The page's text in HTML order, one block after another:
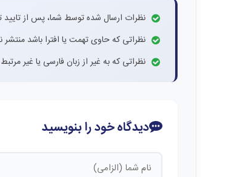
نظرات ارسال شده توسط شما، پس از
نظراتی که حاوی تهمت یا افترا باشد
نظراتی که به غیر از زبان فارسی یا غیر
دیدگاه خود را بنویسید